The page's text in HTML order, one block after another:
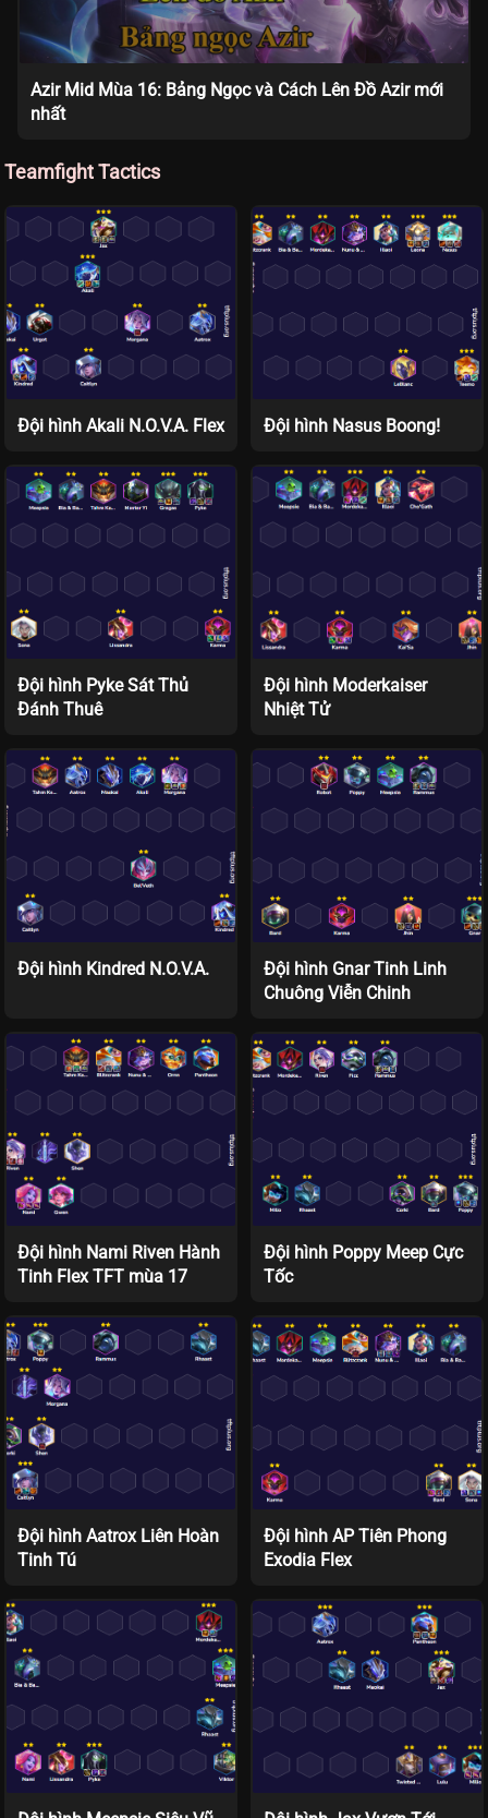
Azir Mid Mùa 16: Bảng Ngọc và Cách Lên Đồ Azir mới
nhất
Teamfight Tactics
Đội hình Akali N.O.V.A. Flex Đội hình Nasus Boong!
Đội hình Pyke Sát Thủ
Đánh Thuê
Đội hình Moderkaiser
Nhiệt Tử
Đội hình Kindred N.O.V.A.
Đội hình Gnar Tinh Linh
Chuông Viễn Chinh
Đội hình Nami Riven Hành
Tinh Flex TFT mùa 17
Đội hình Poppy Meep Cực
Tốc
Đội hình Aatrox Liên Hoàn
Tinh Tú
Đội hình AP Tiên Phong
Exodia Flex